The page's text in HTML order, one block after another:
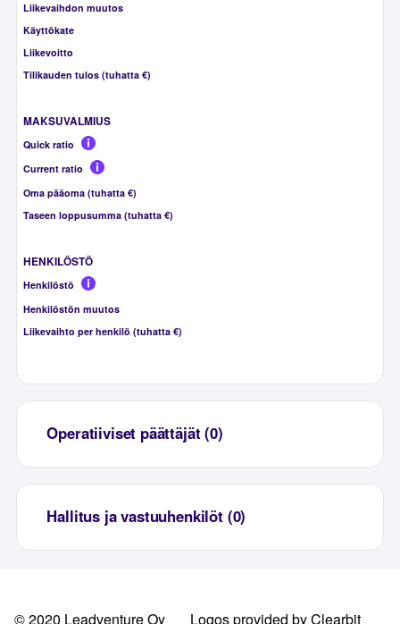
Liikevaihdon muutos
Käyttökate
Liikevoitto
Tilikauden tulos (tuhatta €)
MAKSUVALMIUS
Quick ratio
Current ratio
Oma pääoma (tuhatta €)
Taseen loppusumma (tuhatta €)
HENKILÖSTÖ
Henkilöstö
Henkilöstön muutos
Liikevaihto per henkilö (tuhatta €)
Operatiiviset päättäjät (0)
Hallitus ja vastuuhenkilöt (0)
© 2020 Leadventure Oy Logos provided by Clearbit